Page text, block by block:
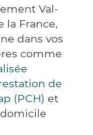
Val-
la France,
dans vos
comme
de
(PCH) et